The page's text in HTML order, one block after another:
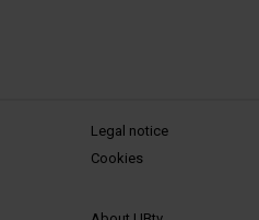
MENÚ PEU 1
Legal notice
Cookies
PEU 2